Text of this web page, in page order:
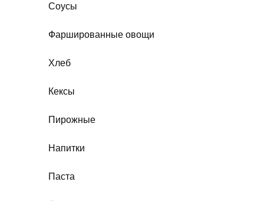
Соусы
Фаршированные овощи
Хлеб
Кексы
Пирожные
Напитки
Паста